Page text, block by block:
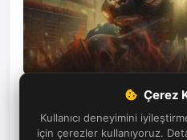
Çerez
Kullanıcı deneyimini
için çerezler kullanıyoruz.
Stalker 2: Cost of
duyuruldu